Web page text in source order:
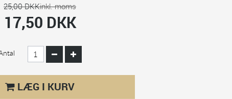
25,00 DKKinkl. moms
17,50 DKK
LÆG I KURV